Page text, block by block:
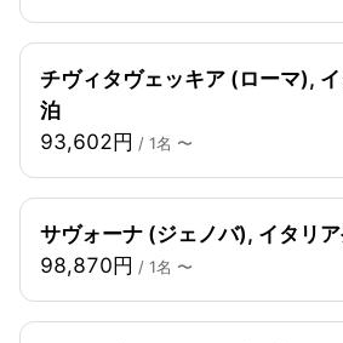
チヴィタヴェッキア (ローマ),
泊
93,602円 / 1名 〜
サヴォーナ (ジェノバ), イタリ
98,870円 / 1名 〜